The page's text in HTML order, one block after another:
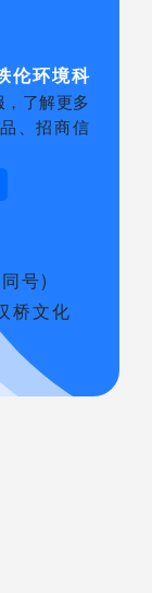
伦环境科
了解更多
、招商信
号)
桥文化